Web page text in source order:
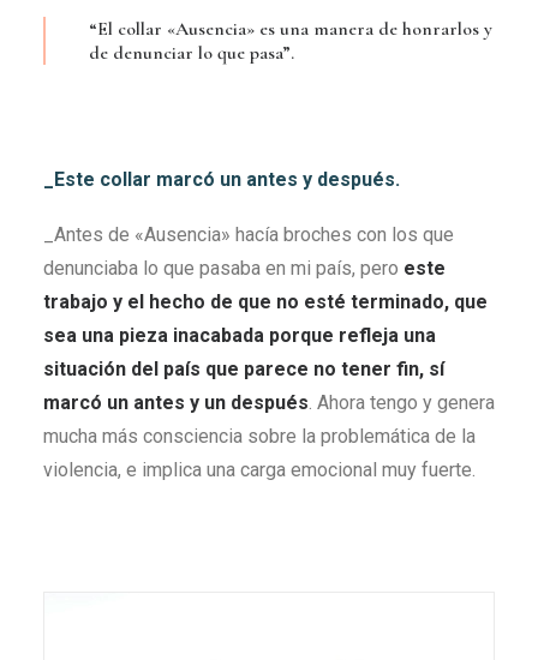
“El collar «Ausencia» es una manera de honrarlos y
de denunciar lo que pasa”.
_Este collar marcó un antes y después.
_Antes de «Ausencia» hacía broches con los que
denunciaba lo que pasaba en mi país, pero este
trabajo y el hecho de que no esté terminado, que
sea una pieza inacabada porque refleja una
situación del país que parece no tener fin, sí
marcó un antes y un después. Ahora tengo y genera
mucha más consciencia sobre la problemática de la
violencia, e implica una carga emocional muy fuerte.